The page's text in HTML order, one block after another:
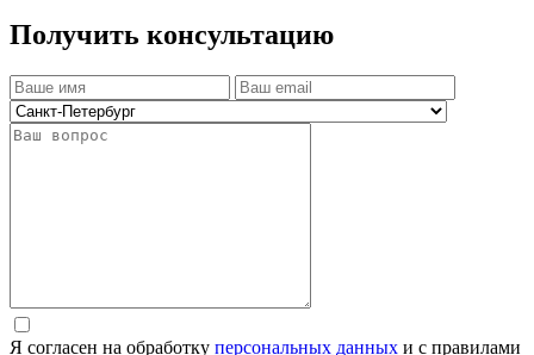
Получить консультацию
Я согласен на обработку персональных данных и с правилами